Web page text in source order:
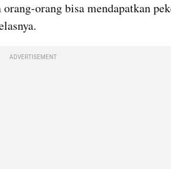
orang bisa mendapatkan
ADVERTISEMENT